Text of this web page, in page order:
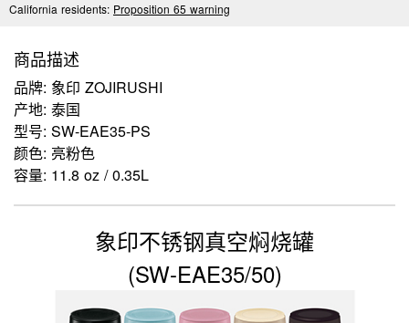
California residents: Proposition 65 warning
商品描述
品牌: 象印 ZOJIRUSHI
产地: 泰国
型号: SW-EAE35-PS
颜色: 亮粉色
容量: 11.8 oz / 0.35L
象印不锈钢真空焖烧罐
(SW-EAE35/50)